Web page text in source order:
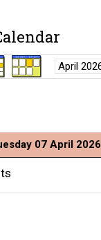
07 April 2026